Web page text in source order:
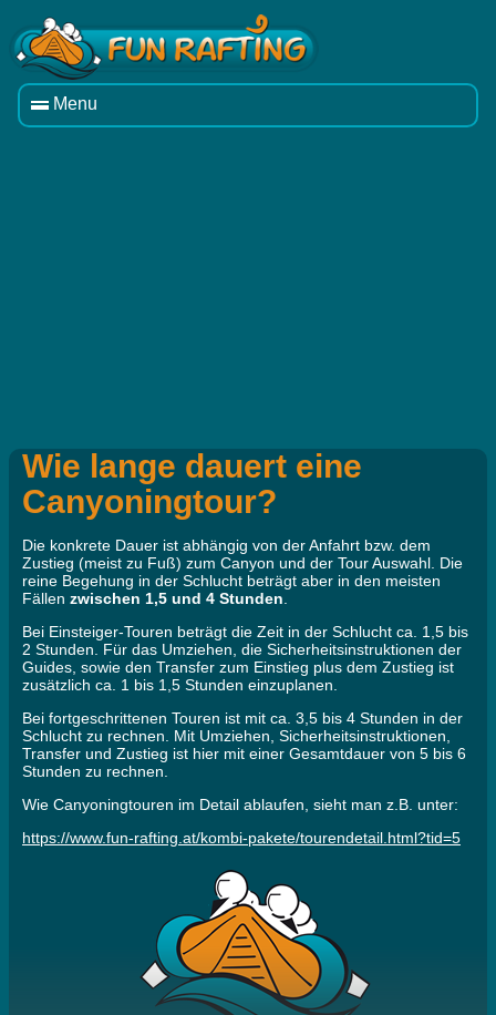
Menu
Wie lange dauert eine
Canyoningtour?
Die konkrete Dauer ist abhängig von der Anfahrt bzw. dem
Zustieg (meist zu Fuß) zum Canyon und der Tour Auswahl. Die
reine Begehung in der Schlucht beträgt aber in den meisten
Fällen zwischen 1,5 und 4 Stunden
Bei Einsteiger-Touren beträgt die Zeit in der Schlucht ca. 1,5 bis
2 Stunden. Für das Umziehen, die Sicherheitsinstruktionen der
Guides, sowie den Transfer zum Einstieg plus dem Zustieg ist
zusätzlich ca. 1 bis 1,5 Stunden einzuplanen.
Bei fortgeschrittenen Touren ist mit ca. 3,5 bis 4 Stunden in der
Schlucht zu rechnen. Mit Umziehen, Sicherheitsinstruktionen,
Transfer und Zustieg ist hier mit einer Gesamtdauer von 5 bis 6
Stunden zu rechnen.
Wie Canyoningtouren im Detail ablaufen, sieht man z.B. unter:
https://www.fun-rafting.at/kombi-pakete/tourendetail.html?tid=5